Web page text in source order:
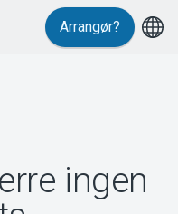
Arrangør?
ingen